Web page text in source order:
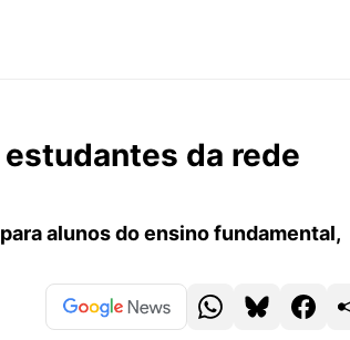
da rede
alunos do ensino fundamental,